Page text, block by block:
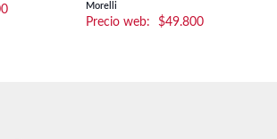
Morelli
$49.800